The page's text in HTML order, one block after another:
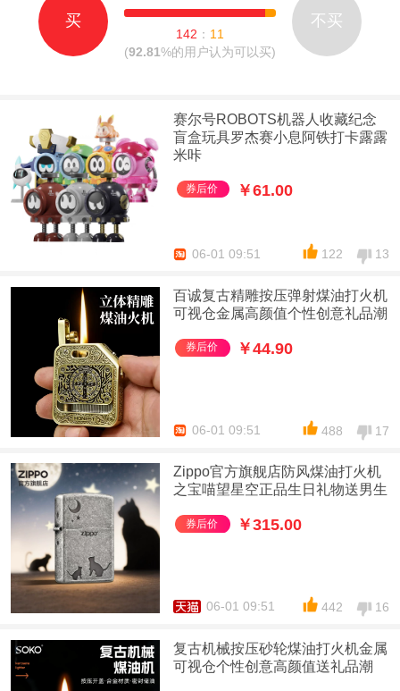
买
142 ： 11
(92.81%的用户认为可以买)
不买
赛尔号ROBOTS机器人收藏纪念
盲盒玩具罗杰赛小息阿铁打卡露露
米咔
券后价 ￥61.00
06-01 09:51 122 13
百诚复古精雕按压弹射煤油打火机
可视仓金属高颜值个性创意礼品潮
券后价 ￥44.90
06-01 09:51 488 17
Zippo官方旗舰店防风煤油打火机
之宝喵望星空正品生日礼物送男生
券后价 ￥315.00
06-01 09:51 442 16
复古机械按压砂轮煤油打火机金属
可视仓个性创意高颜值送礼品潮